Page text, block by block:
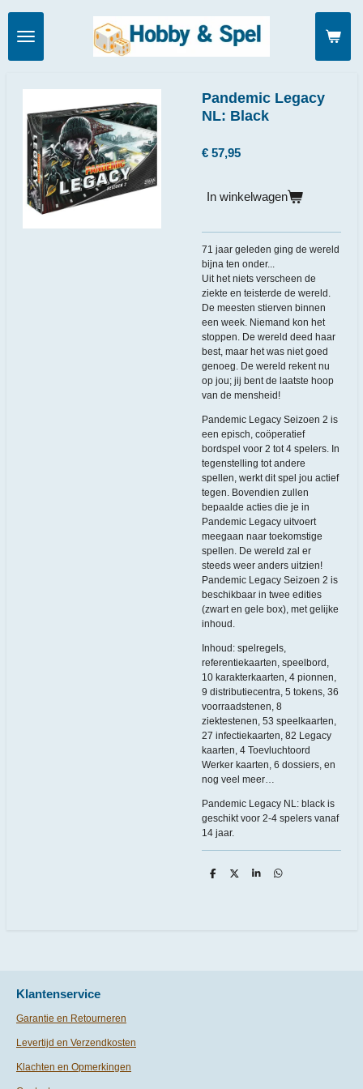
Ga
direct
naar
de
Pandemic Legacy
NL: Black
€ 57,95
In winkelwagen
71 jaar geleden ging de wereld
bijna ten onder...
Uit het niets verscheen de
ziekte en teisterde de wereld.
De meesten stierven binnen
een week. Niemand kon het
stoppen. De wereld deed haar
best, maar het was niet goed
genoeg. De wereld rekent nu
op jou; jij bent de laatste hoop
van de mensheid!
Pandemic Legacy Seizoen 2 is
een episch, coöperatief
bordspel voor 2 tot 4 spelers. In
tegenstelling tot andere
spellen, werkt dit spel jou actief
tegen. Bovendien zullen
bepaalde acties die je in
Pandemic Legacy uitvoert
meegaan naar toekomstige
spellen. De wereld zal er
steeds weer anders uitzien!
Pandemic Legacy Seizoen 2 is
beschikbaar in twee edities
(zwart en gele box), met gelijke
inhoud.
Inhoud: spelregels,
referentiekaarten, speelbord,
10 karakterkaarten, 4 pionnen,
9 distributiecentra, 5 tokens, 36
voorraadstenen, 8
ziektestenen, 53 speelkaarten,
27 infectiekaarten, 82 Legacy
kaarten, 4 Toevluchtoord
Werker kaarten, 6 dossiers, en
nog veel meer…
Pandemic Legacy NL: black is
geschikt voor 2-4 spelers vanaf
14 jaar.
D
D
S
D
Klantenservice
Garantie en Retourneren
Levertijd en Verzendkosten
Klachten en Opmerkingen